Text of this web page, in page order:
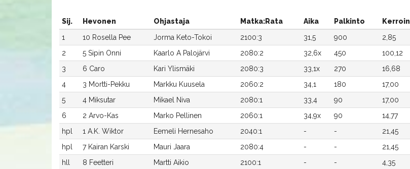
Sij. Hevonen Ohjastaja Matka:Rata Aika Palkinto
Kerroin
1
10 Rosella Pee Jorma Keto-Tokoi 2100:3 31,5 900
2,85
2
5 Sipin Onni Kaarlo A Palojärvi 2080:2 32,6x 450
100,12
3
6 Caro Kari Ylismäki 2080:3 33,1x 270
16,68
4
3 Mortti-Pekku Markku Kuusela 2060:2 34,1 180
17,00
5
4 Miksutar Mikael Niva 2080:1 33,4 90
17,00
6
2 Arvo-Kas Marko Pellinen 2060:1 34,9x 90
14,77
hpl
1 A.K. Wiktor Eemeli Hernesaho 2040:1 - -
21,45
hpl
7 Kairan Karski Mauri Jaara 2080:4 - -
21,45
hll
8 Feetteri Martti Aikio 2100:1 - - 4,35